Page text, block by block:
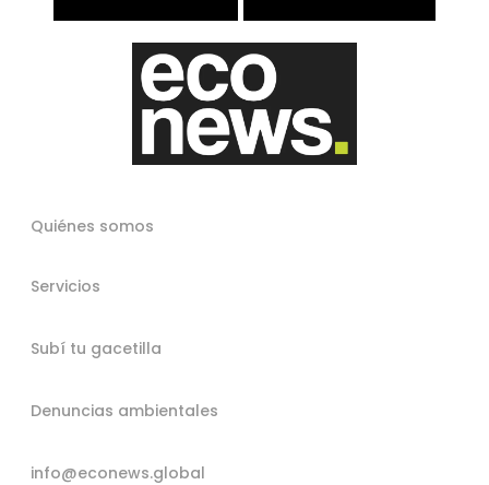
Quiénes somos
Servicios
Subí tu gacetilla
Denuncias ambientales
info@econews.global